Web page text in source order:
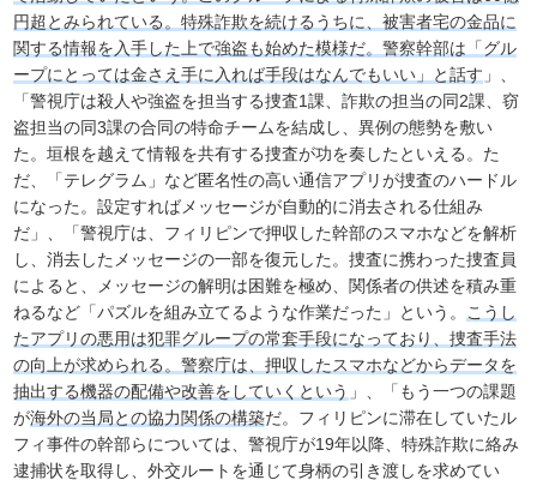
円超とみられている。特殊詐欺を続けるうちに、被害者宅の金品に
関する情報を入手した上で強盗も始めた模様だ。警察幹部は「グル
ープにとっては金さえ手に入れば手段はなんでもいい」と話す 」、
「警視庁は殺人や強盗を担当する捜査1課、詐欺の担当の同2課、窃
盗担当の同3課の合同の特命チームを結成し、異例の態勢を敷い
た。垣根を越えて情報を共有する捜査が功を奏したといえる。た
だ、「テレグラム」など匿名性の高い通信アプリが捜査のハードル
になった。設定すればメッセージが自動的に消去される仕組み
だ」、「警視庁は、フィリピンで押収した幹部のスマホなどを解析
し、消去したメッセージの一部を復元した。捜査に携わった捜査員
によると、メッセージの解明は困難を極め、関係者の供述を積み重
ねるなど「パズルを組み立てるような作業だった」という。
こうし
たアプリの悪用は犯罪グループの常套手段になっており、捜査手法
の向上が求められる。警察庁は、押収したスマホなどからデータを
抽出する機器の配備や改善をしていくという 」、「もう一つの課題
が海外の当局との協力関係の構築だ。フィリピンに滞在していたル
フィ事件の幹部らについては、警視庁が19年以降、特殊詐欺に絡み
逮捕状を取得し、外交ルートを通じて身柄の引き渡しを求めてい